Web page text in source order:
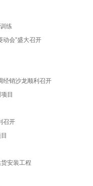
练
动会”盛大召开
经销沙龙顺利召开
目
召开
安装工程